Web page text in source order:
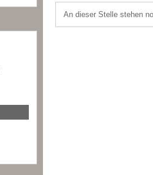
An dieser Stelle stehen